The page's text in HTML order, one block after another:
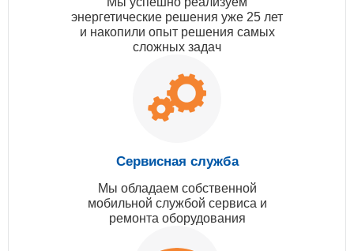
энергетические решения уже 25 лет
и накопили опыт решения самых
сложных задач
Сервисная служба
Мы обладаем собственной
мобильной службой сервиса и
ремонта оборудования